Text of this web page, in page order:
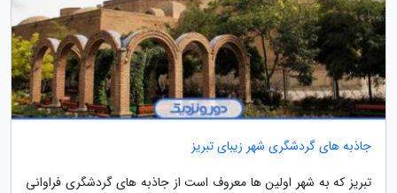
جاذبه های گردشگری شهر زیبای تبریز
تبریز که به شهر اولین ها معروف است از جاذبه های گردشگری فراوانی